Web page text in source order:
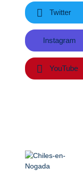
Twitter
Instagram
YouTube